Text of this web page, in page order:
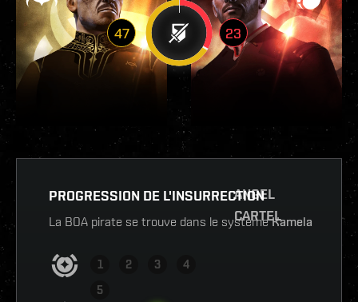
47 23
PROGRESSION DE L'INSURRECTION
La BOA pirate se trouve dans le systèmeKamela
1 2 3
4
5
ANGEL
CARTEL